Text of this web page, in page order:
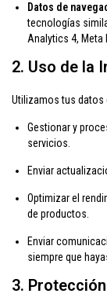
Datos de
tecnologías
Analytics 4, Meta
2. Uso de la
Utilizamos tus datos
Gestionar y
servicios.
Enviar
Optimizar el
de productos.
Enviar
siempre que
3.